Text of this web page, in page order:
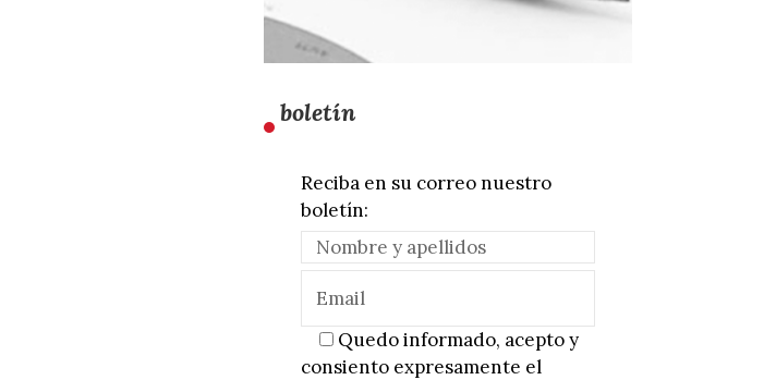
boletín
Reciba en su correo nuestro
boletín:
Quedo informado, acepto y
consiento expresamente el